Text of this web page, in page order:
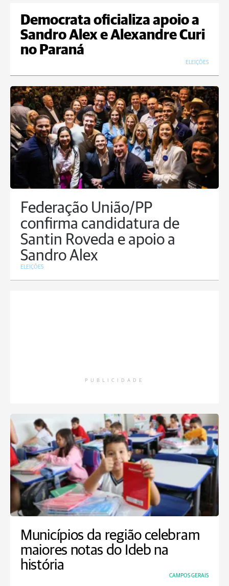
Democrata oficializa apoio a
Sandro Alex e Alexandre Curi
no Paraná
ELEIÇÕES
Federação União/PP
confirma candidatura de
Santin Roveda e apoio a
Sandro Alex
ELEIÇÕES
PUBLICIDADE
Municípios da região celebram
maiores notas do Ideb na
história
CAMPOS GERAIS